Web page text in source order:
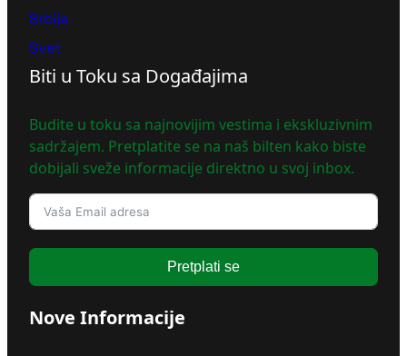
Srbija
Svet
Biti u Toku sa Događajima
Budite u toku sa najnovijim vestima i ekskluzivnim
sadržajem. Pretplatite se na naš bilten kako biste
dobijali sveže informacije direktno u svoj inbox.
Pretplati se
Nove Informacije